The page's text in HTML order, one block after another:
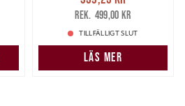
359,25 krTidigare pris
499,00 kr
499,00 kr
TILLFÄLLIGT SLUT
LÄS MER